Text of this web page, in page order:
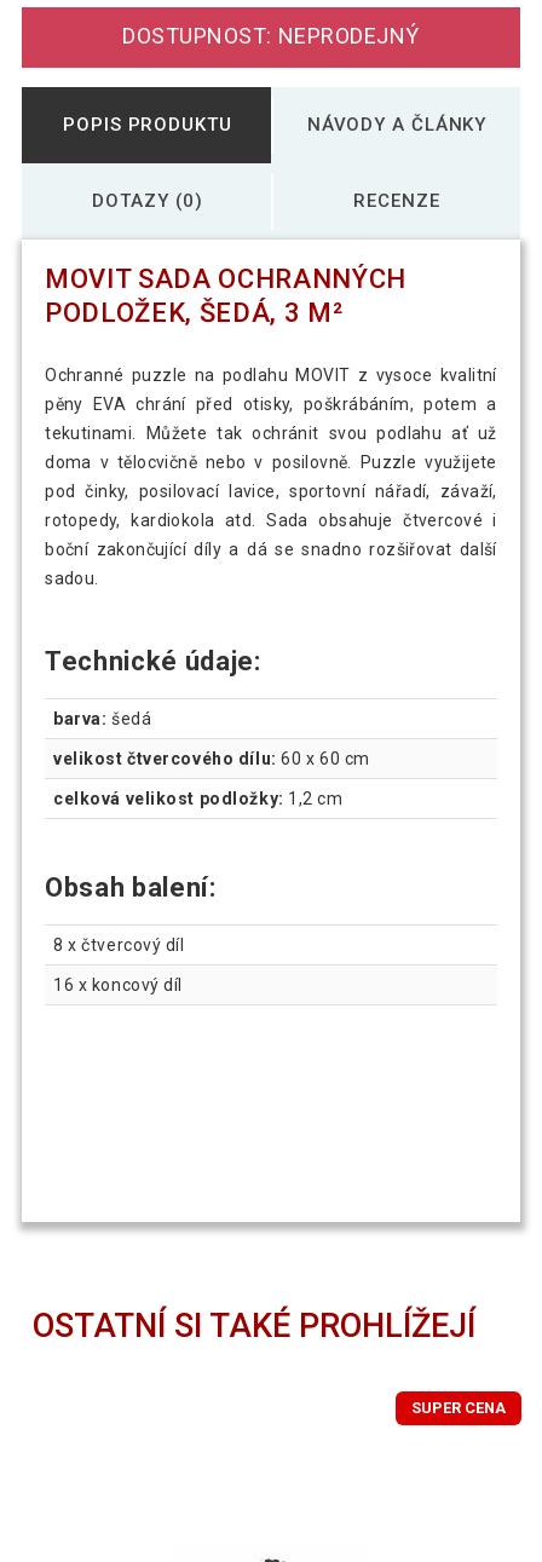
MOVIT Sada ochranných podložek,
tmavé dřevo, 3 m²
DOSTUPNOST: NEPRODEJNÝ
POPIS PRODUKTU NÁVODY A ČLÁNKY
DOTAZY (0) RECENZE
MOVIT SADA OCHRANNÝCH
PODLOŽEK, ŠEDÁ, 3 M²
Ochranné puzzle na podlahu MOVIT z vysoce kvalitní
pěny EVA chrání před otisky, poškrábáním, potem a
tekutinami. Můžete tak ochránit svou podlahu ať už
doma v tělocvičně nebo v posilovně. Puzzle využijete
pod činky, posilovací lavice, sportovní nářadí, závaží,
rotopedy, kardiokola atd. Sada obsahuje čtvercové i
boční zakončující díly a dá se snadno rozšiřovat další
sadou.
Technické údaje:
barva: šedá
velikost čtvercového dílu: 60 x 60 cm
celková velikost podložky: 1,2 cm
Obsah balení:
8 x čtvercový díl
16 x koncový díl
OSTATNÍ SI TAKÉ PROHLÍŽEJÍ
SUPER CENA